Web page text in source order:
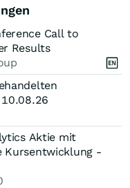
Call to
Results
Aktie mit
Kursentwicklung -